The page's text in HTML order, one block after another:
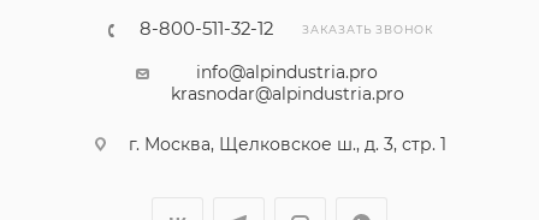
8-800-511-32-12 ЗАКАЗАТЬ ЗВОНОК
info@alpindustria.pro
krasnodar@alpindustria.pro
г. Москва, Щелковское ш., д. 3, стр. 1